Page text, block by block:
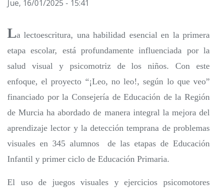
Jue, 16/01/2025 - 15:41
La lectoescritura, una habilidad esencial en la primera
etapa escolar, está profundamente influenciada por la
salud visual y psicomotriz de los niños. Con este
enfoque, el proyecto “¡Leo, no leo!, según lo que veo”
financiado por la Consejería de Educación de la Región
de Murcia ha abordado de manera integral la mejora del
aprendizaje lector y la detección temprana de problemas
visuales en 345 alumnos de las etapas de Educación
Infantil y primer ciclo de Educación Primaria.
El uso de juegos visuales y ejercicios psicomotores